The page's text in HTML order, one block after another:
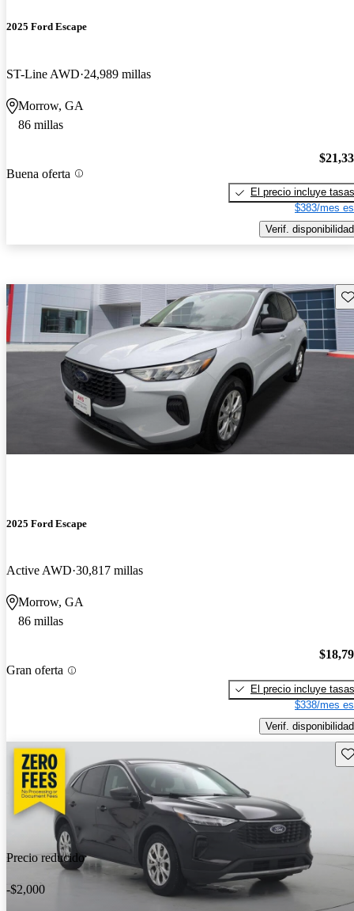
2025 Ford Escape
ST-Line AWD 24,989 millas
Morrow, GA
86 millas
Buena oferta
El precio incluye tasas
$383/mes
Verif. disponibilidad
2025 Ford Escape
Active AWD 30,817 millas
Morrow, GA
86 millas
Gran oferta
El precio incluye tasas
$338/mes
Verif. disponibilidad
Precio reducido
-$2,000